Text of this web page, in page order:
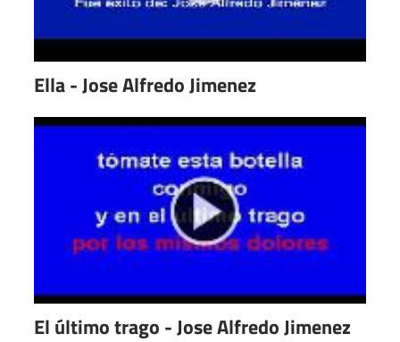
Ella - Jose Alfredo Jimenez
El último trago - Jose Alfredo Jimenez